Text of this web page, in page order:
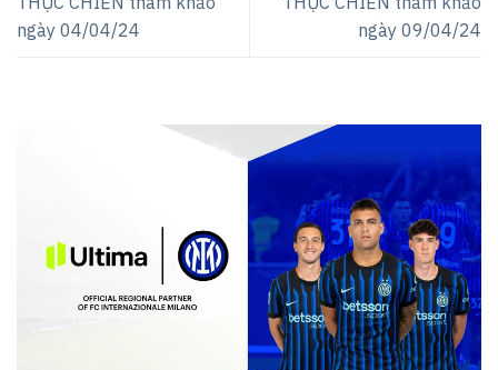
ngày 04/04/24
ngày 09/04/24